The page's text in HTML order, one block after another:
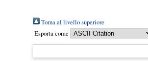
Torna al livello superiore
Esporta come